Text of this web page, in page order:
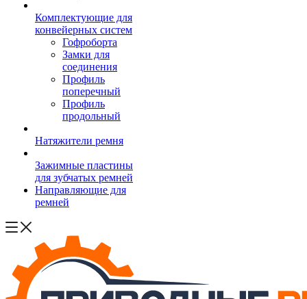
Комплектующие для
конвейерных систем
Гофроборта
Замки для
соединения
Профиль
поперечный
Профиль
продольный
Натяжители ремня
Зажимные пластины
для зубчатых ремней
Направляющие для
ремней